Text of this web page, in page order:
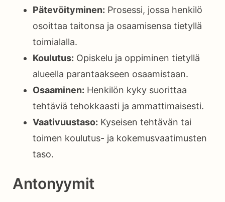
Pätevöityminen: Prosessi, jossa henkilö
osoittaa taitonsa ja osaamisensa tietyllä
toimialalla.
Koulutus: Opiskelu ja oppiminen tietyllä
alueella parantaakseen osaamistaan.
Osaaminen: Henkilön kyky suorittaa
tehtäviä tehokkaasti ja ammattimaisesti.
Vaativuustaso: Kyseisen tehtävän tai
toimen koulutus- ja kokemusvaatimusten
taso.
Antonyymit